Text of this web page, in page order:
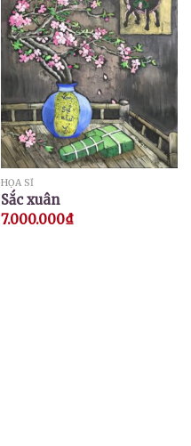
HỌA SĨ
Sắc xuân
7.000.000₫